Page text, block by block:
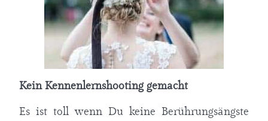
Kein Kennenlernshooting gemacht
Es ist toll wenn Du keine Berührungsängste